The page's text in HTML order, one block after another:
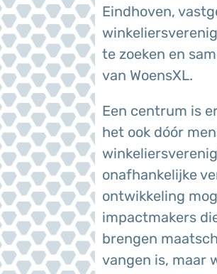
Eindhoven,
te zoeken en
van WoensXL.
Een centrum is
het ook dóór
onafhankelijke
ontwikkeling
impactmakers
brengen
vangen is, maar